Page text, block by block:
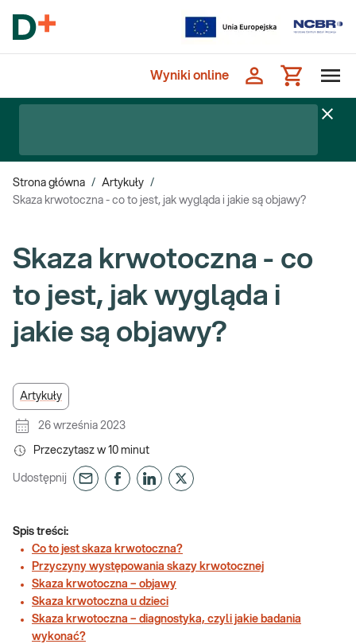
Wyniki online
Strona główna / Artykuły /
Skaza krwotoczna - co to jest, jak wygląda i jakie są objawy?
Skaza krwotoczna - co
to jest, jak wygląda i
jakie są objawy?
Artykuły
26 września 2023
Przeczytasz w 10 minut
Udostępnij
Spis treści:
Co to jest skaza krwotoczna?
Przyczyny występowania skazy krwotocznej
Skaza krwotoczna – objawy
Skaza krwotoczna u dzieci
Skaza krwotoczna – diagnostyka, czyli jakie badania
wykonać?